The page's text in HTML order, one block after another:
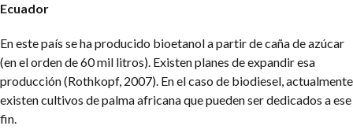
Ecuador
En este país se ha producido bioetanol a partir de caña de azúcar
(en el orden de 60 mil litros). Existen planes de expandir esa
producción (Rothkopf, 2007). En el caso de biodiesel, actualmente
existen cultivos de palma africana que pueden ser dedicados a ese
fin.